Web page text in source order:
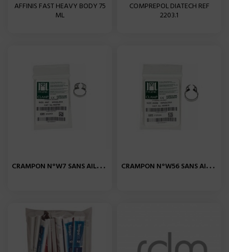
AFFINIS FAST HEAVY BODY 75
ML
COMPREPOL DIATECH REF
2203.1
C
RAMPON N°W7 SANS AILETTE... C
RAMPON N°W56 SANS AILETTE...